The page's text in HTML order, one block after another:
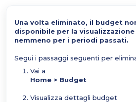
Una volta eliminato, il budget
disponibile per la
nemmeno per i periodi passati.
Segui i passaggi seguenti per
Vai a
Home > Budget
Visualizza dettagli budget